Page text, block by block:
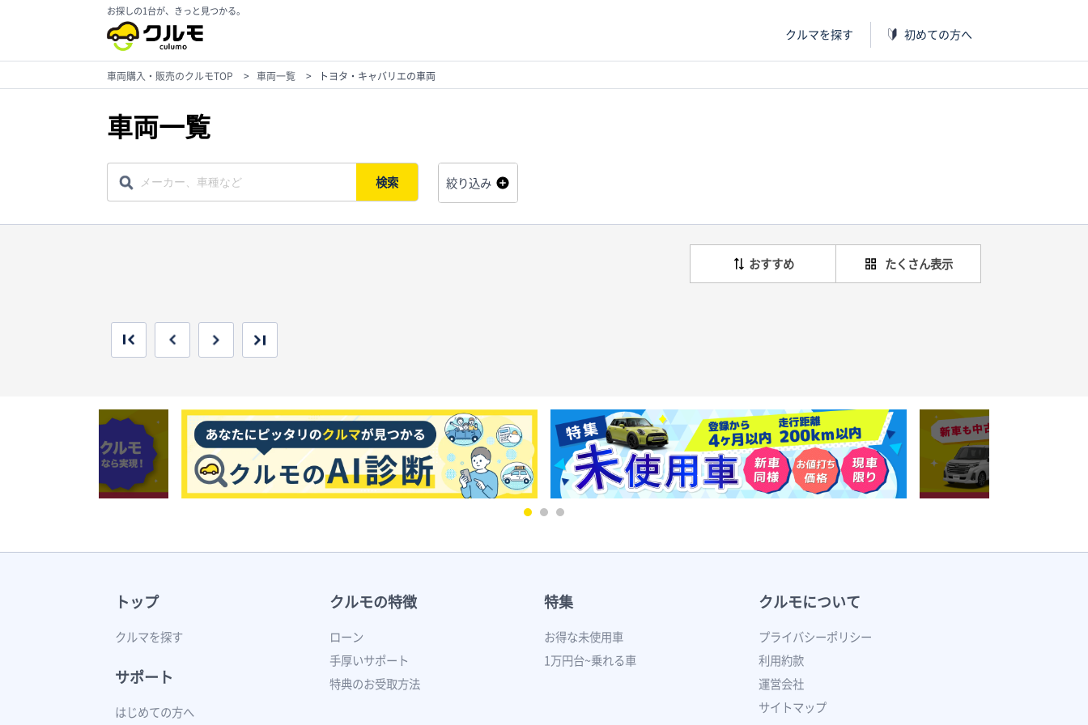
お探しの1台が、きっと見つかる。
クルマを探す 初めての方へ
車両購入・販売のクルモTOP > 車両一覧 > トヨタ・キャバリエの車両
車両一覧
検索 絞り込み
おすすめ たくさん表示
トップ
クルマを探す
サポート
はじめての方へ
クルモの特徴
ローン
手厚いサポート
特典のお受取方法
特集
お得な未使用車
1万円台~乗れる車
クルモについて
プライバシーポリシー
利用約款
運営会社
サイトマップ